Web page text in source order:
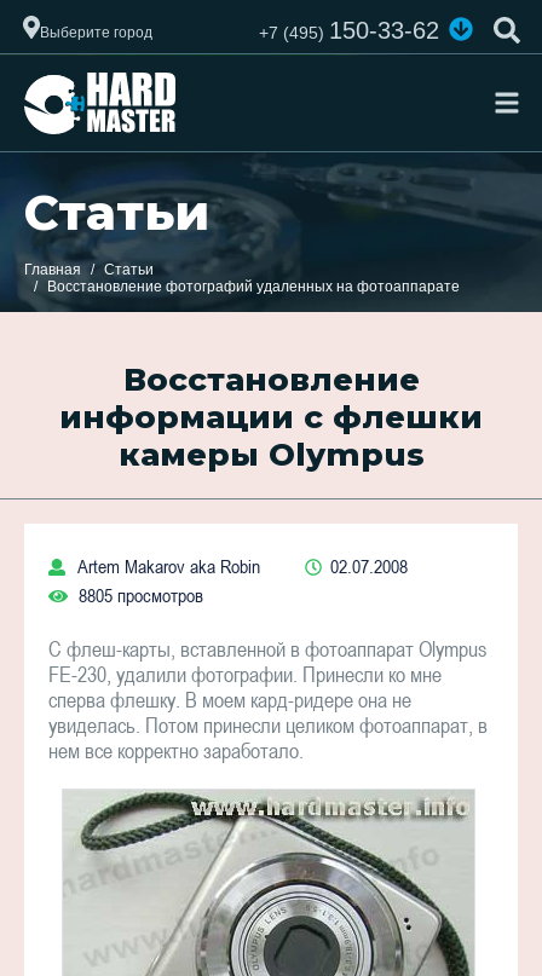
Выберите город +7 (495)150-33-62
Статьи
Главная
Статьи
Восстановление фотографий удаленных на фотоаппарате
Восстановление
информации с флешки
камеры Olympus
Artem Makarov aka Robin
02.07.2008
8805 просмотров
С флеш-карты, вставленной в фотоаппарат Olympus
FE-230, удалили фотографии. Принесли ко мне
сперва флешку. В моем кард-ридере она не
увиделась. Потом принесли целиком фотоаппарат, в
нем все корректно заработало.